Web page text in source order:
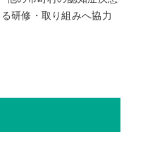
研修・取り組みへ協力